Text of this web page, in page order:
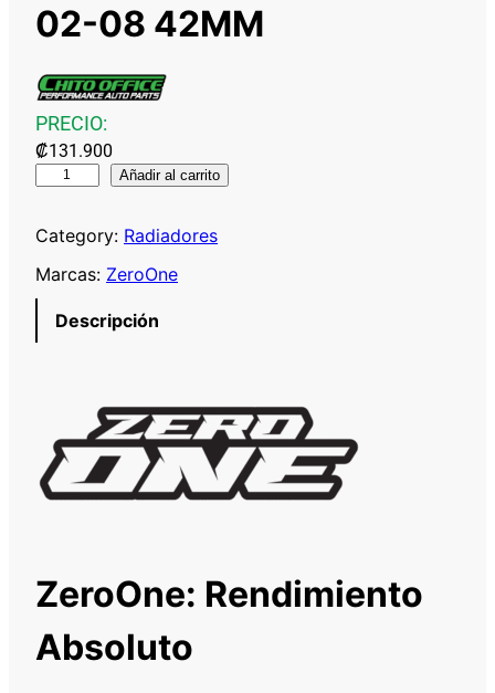
02-08 42MM
PRECIO:
₡131.900
R
O
A
D
O
O
Añadir al carrito
Category: Radiadores
Marcas: ZeroOne
Descripción
ZeroOne: Rendimiento
Absoluto